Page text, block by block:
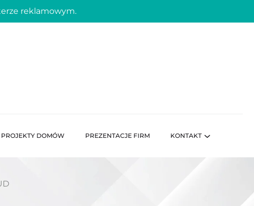
reklamowym.
PROJEKTY DOMÓW PREZENTACJE FIRM KONTAKT